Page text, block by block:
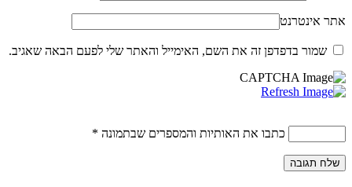
אתר אינטרנט
שמור בדפדפן זה את השם, האימייל והאתר שלי לפעם הבאה שאגיב.
כתבו את האותיות והמספרים שבתמונה *